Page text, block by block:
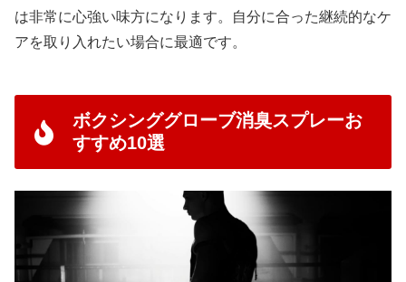
は非常に心強い味方になります。自分に合った継続的なケ
アを取り入れたい場合に最適です。
ボクシンググローブ消臭スプレーお
すすめ10選